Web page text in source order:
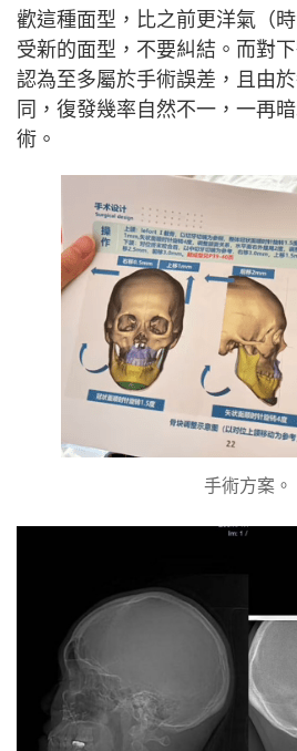
歡這種面型，比之前更洋氣（
受新的面型，不要糾結。而對
認為至多屬於手術誤差，且由
同，復發幾率自然不一，一再
術。
手術方案。